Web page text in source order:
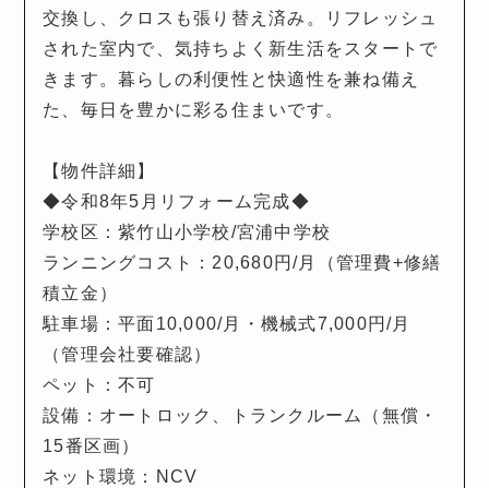
交換し、クロスも張り替え済み。リフレッシュ
された室内で、気持ちよく新生活をスタートで
きます。暮らしの利便性と快適性を兼ね備え
た、毎日を豊かに彩る住まいです。
【物件詳細】
◆令和8年5月リフォーム完成◆
学校区：紫竹山小学校/宮浦中学校
ランニングコスト：20,680円/月（管理費+修繕
積立金）
駐車場：平面10,000/月・機械式7,000円/月
（管理会社要確認）
ペット：不可
設備：オートロック、トランクルーム（無償・
15番区画）
ネット環境：NCV